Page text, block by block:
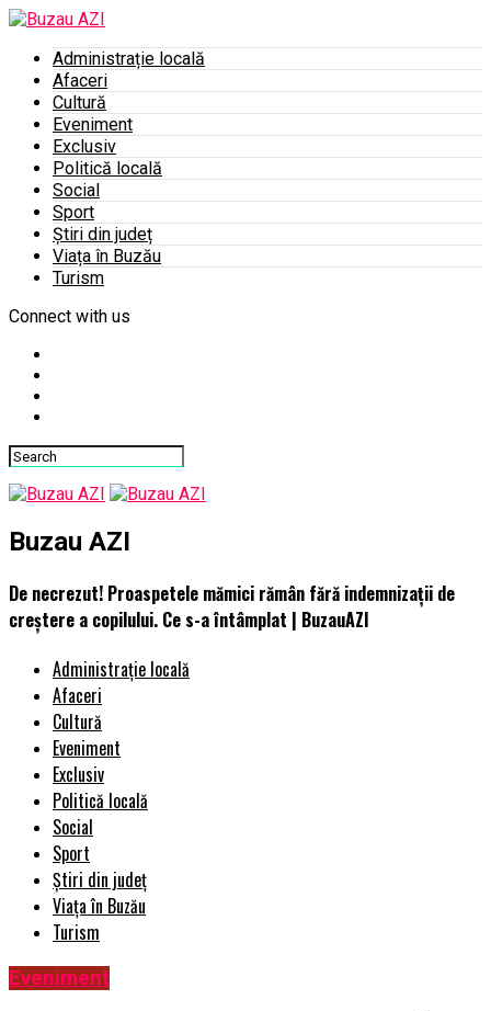
Administrație locală
Afaceri
Cultură
Eveniment
Exclusiv
Politică locală
Social
Sport
Știri din județ
Viața în Buzău
Turism
Connect with us
Buzau AZI
De necrezut! Proaspetele mămici rămân fără indemnizații de
creștere a copilului. Ce s-a întâmplat | BuzauAZI
Administrație locală
Afaceri
Cultură
Eveniment
Exclusiv
Politică locală
Social
Sport
Știri din județ
Viața în Buzău
Turism
Eveniment